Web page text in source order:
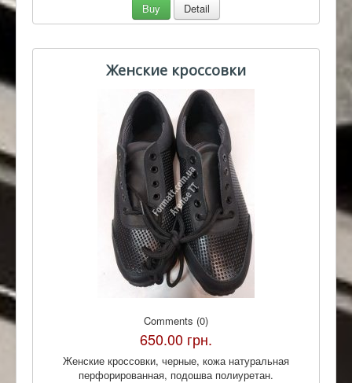
Buy
Detail
Женские кроссовки
Comments (0)
650.00 грн.
Женские кроссовки, черные, кожа натуральная
перфорированная, подошва полиуретан.